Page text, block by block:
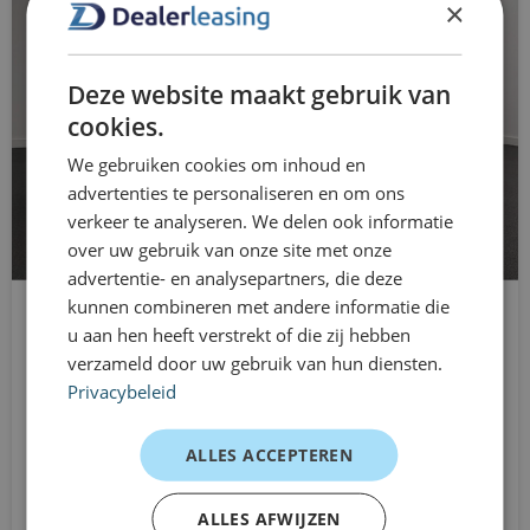
voor jou
Dealerleasing biedt maximale vrijheid in mobiliteit. Je
rijdt de Volkswagen Tiguan al vanaf 1 maand, zonder vast
te zitten aan langdurige leasecontracten. Ideaal bij
tijdelijke inzet, groei van je onderneming, nieuwe
medewerkers of wanneer je flexibel wilt blijven. Flexibel,
overzichtelijk en snel geregeld.
Klantervaringen
Accountmanager – zakelijke afspraken
“Comfortabel en representatief, prettig op lange
afstanden.”
ZZP’er – dagelijks gebruik
“Fijne hoge zit en veel ruimte, ideaal voor mijn werk.”
boordcomputer
Brake Assist System
buitenspiegels elektrisch verstel- en
verwarmbaar
centrale deurvergrendeling met
afstandsbediening
comfortstoel(en)
connected services
cruise control adaptief
DAB ontvanger
Jeep Avenger
/mnd excl. btw
×
Deze website maakt gebruik van
cookies.
We gebruiken cookies om inhoud en
advertenties te personaliseren en om ons
verkeer te analyseren. We delen ook informatie
over uw gebruik van onze site met onze
advertentie- en analysepartners, die deze
kunnen combineren met andere informatie die
u aan hen heeft verstrekt of die zij hebben
verzameld door uw gebruik van hun diensten.
Privacybeleid
ALLES ACCEPTEREN
ALLES AFWIJZEN